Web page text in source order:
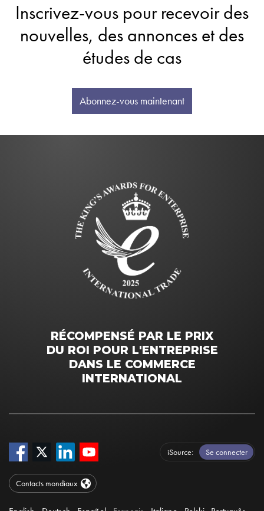
Inscrivez-vous pour recevoir des
nouvelles, des annonces et des
études de cas
Abonnez-vous maintenant
RÉCOMPENSÉ PAR LE PRIX
DU ROI POUR L'ENTREPRISE
DANS LE COMMERCE
INTERNATIONAL
iSource Se connecter
Contacts mondiaux